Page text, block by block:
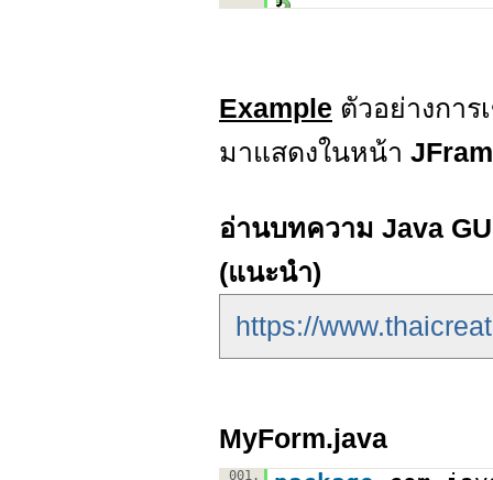
Example ตัวอย่างกา
มาแสดงในหน้า
อ่านบทความ Java
(แนะนำ)
https://
MyForm.java
001.